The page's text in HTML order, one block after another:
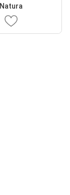
Natura